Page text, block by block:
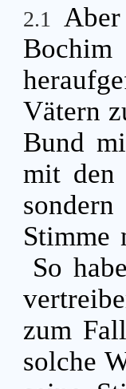
2.1
Vätern
Bund
mit den
Stimme
So
zum
solche